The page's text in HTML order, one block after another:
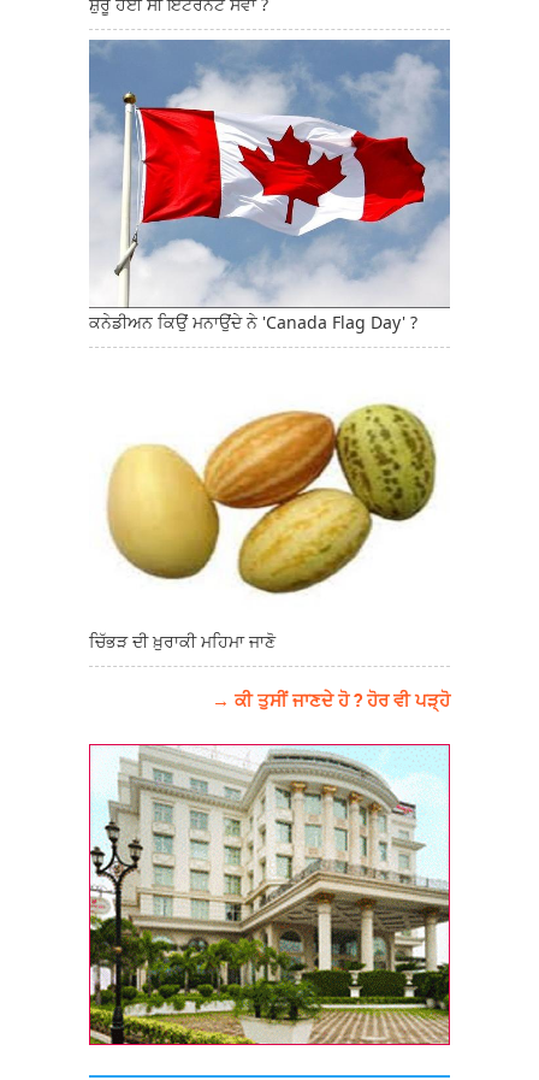
ਕਨੇਡੀਅਨ ਕਿਉਂ ਮਨਾਉਂਦੇ ਨੇ 'Canada Flag Day' ?
ਚਿੱਭੜ ਦੀ ਖ਼ੁਰਾਕੀ ਮਹਿਮਾ ਜਾਣੋ
→ ਕੀ ਤੁਸੀਂ ਜਾਣਦੇ ਹੋ ? ਹੋਰ ਵੀ ਪੜ੍ਹੋ